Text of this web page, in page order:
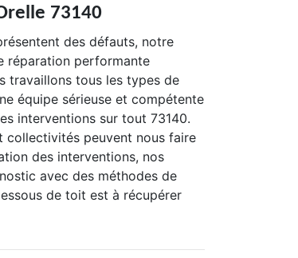
73140
des défauts, notre
réparation performante
travaillons tous les types de
équipe sérieuse et compétente
interventions sur tout 73140.
collectivités peuvent nous faire
des interventions, nos
avec des méthodes de
de toit est à récupérer